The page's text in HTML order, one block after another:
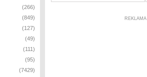
(266)
(849)
(127)
(49)
(111)
(95)
(7429)
REKLAMA